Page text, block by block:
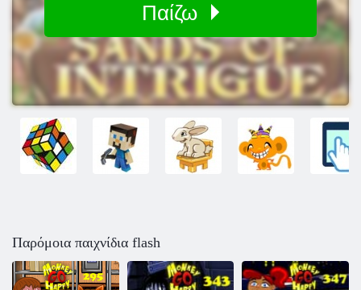
Παίζω
Παρόμοια παιχνίδια flash